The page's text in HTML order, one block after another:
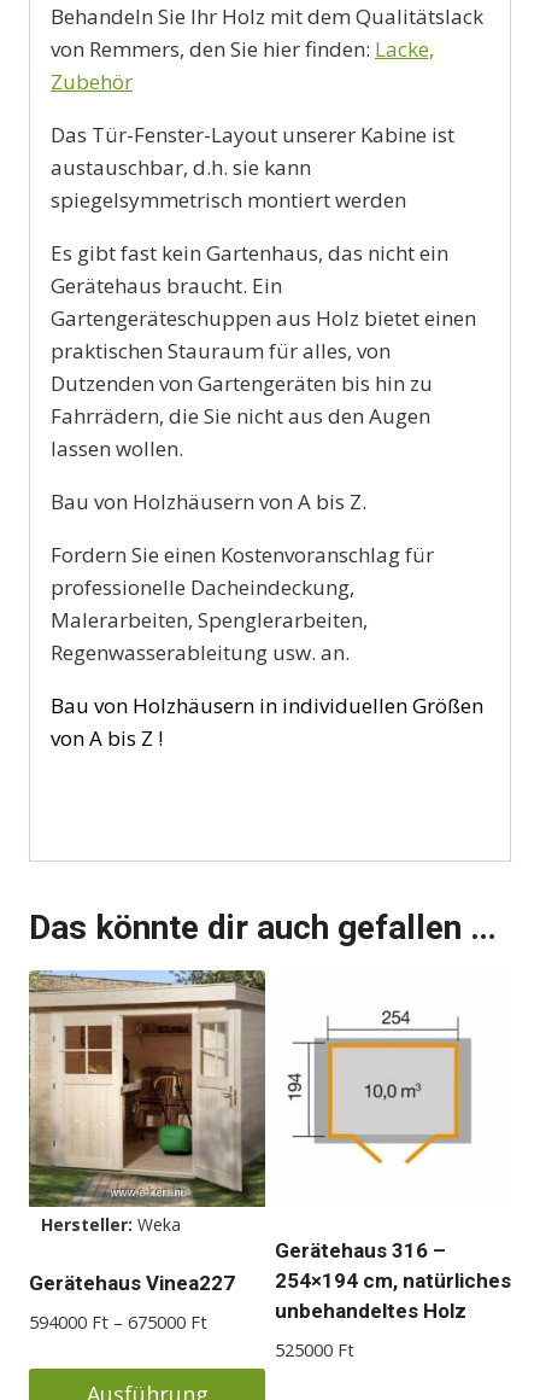
Behandeln Sie Ihr Holz mit dem Qualitätslack
von Remmers, den Sie hier finden: Lacke,
Zubehör
Das Tür-Fenster-Layout unserer Kabine ist
austauschbar, d.h. sie kann
spiegelsymmetrisch montiert werden
Es gibt fast kein Gartenhaus, das nicht ein
Gerätehaus braucht. Ein
Gartengeräteschuppen aus Holz bietet einen
praktischen Stauraum für alles, von
Dutzenden von Gartengeräten bis hin zu
Fahrrädern, die Sie nicht aus den Augen
lassen wollen.
Bau von Holzhäusern von A bis Z.
Fordern Sie einen Kostenvoranschlag für
professionelle Dacheindeckung,
Malerarbeiten, Spenglerarbeiten,
Regenwasserableitung usw. an.
Bau von Holzhäusern in individuellen Größen
von A bis Z !
Das könnte dir auch gefallen …
Hersteller: Weka
Gerätehaus Vinea227
594000 Ft – 675000 FtPreisspanne:
594000 Ft
bis
Ausführung
Gerätehaus 316 –
254×194 cm, natürliches
unbehandeltes Holz
525000 Ft